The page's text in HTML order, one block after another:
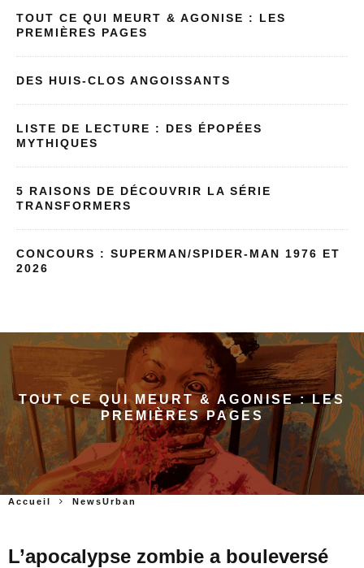
TOUT CE QUI MEURT & AGONISE : LES
PREMIÈRES PAGES
DES HUIS-CLOS ANGOISSANTS
LISTE DE LECTURE : DES ÉPOPÉES
MYTHIQUES
5 RAISONS DE DÉCOUVRIR LA SÉRIE
TRANSFORMERS
CONCOURS : SUPERMAN/SPIDER-MAN 1976 ET
2026
TOUT CE QUI MEURT & AGONISE : LES
PREMIÈRES PAGES
Accueil NewsUrban
L’apocalypse zombie a bouleversé